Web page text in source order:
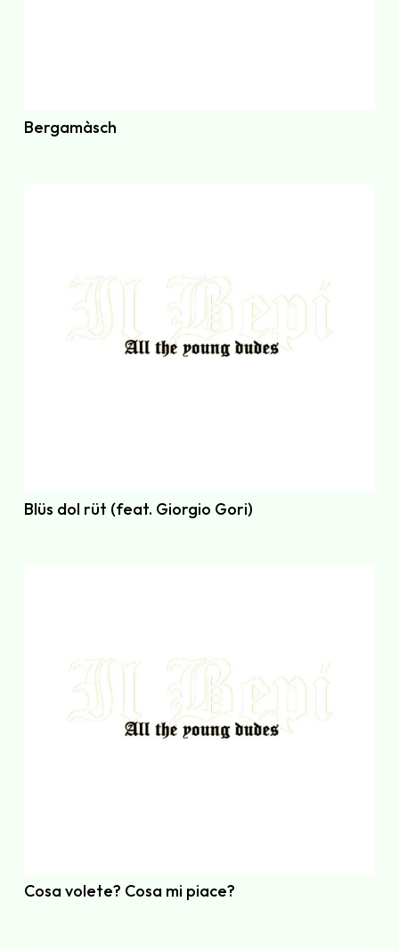
Bergamàsch
Blüs dol rüt (feat. Giorgio Gori)
Cosa volete? Cosa mi piace?